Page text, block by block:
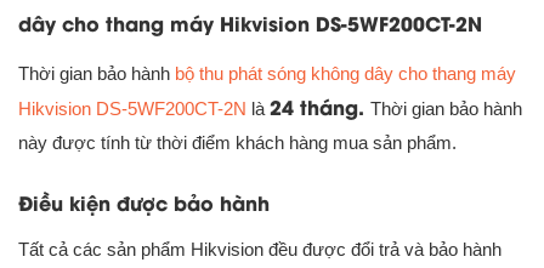
dây cho thang máy Hikvision DS-5WF200CT-2N
Thời gian bảo hành bộ thu phát sóng không dây cho thang máy
Hikvision DS-5WF200CT-2N là 24 tháng. Thời gian bảo hành
này được tính từ thời điểm khách hàng mua sản phẩm.
Điều kiện được bảo hành
Tất cả các sản phẩm Hikvision đều được đổi trả và bảo hành